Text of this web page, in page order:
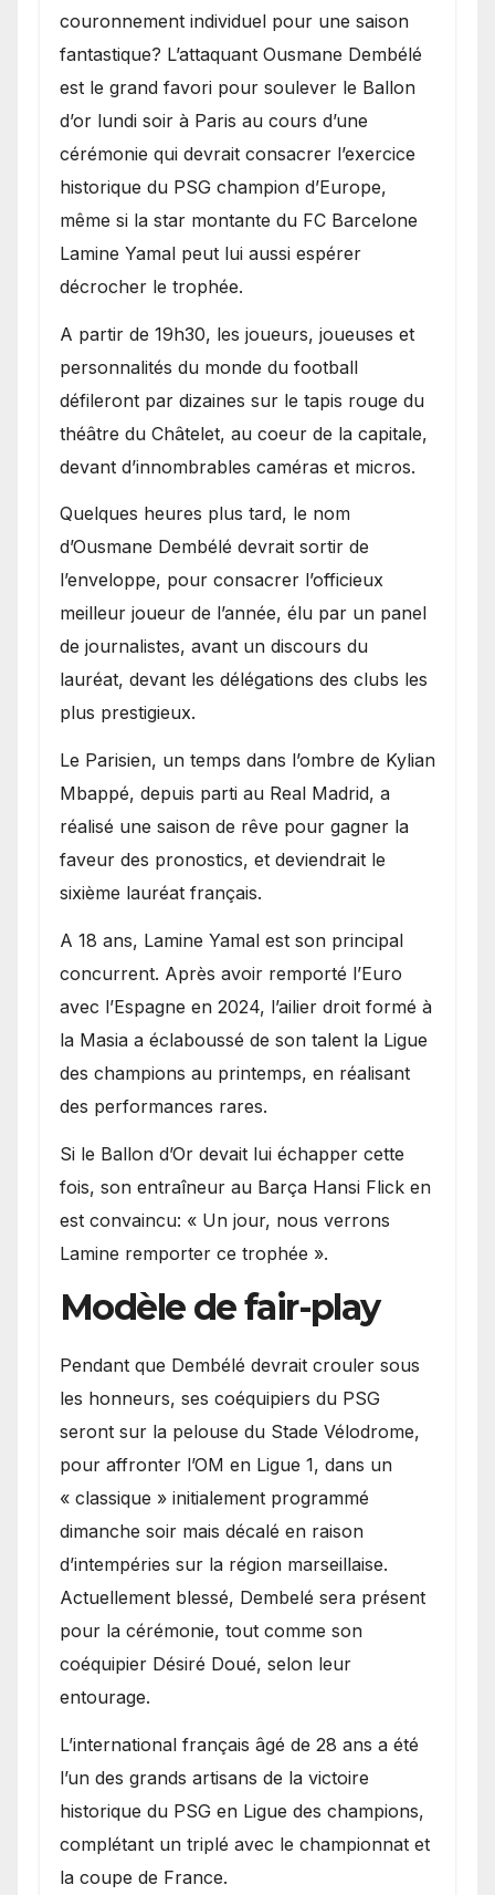
couronnement individuel pour une saison
fantastique? L’attaquant Ousmane Dembélé
est le grand favori pour soulever le Ballon
d’or lundi soir à Paris au cours d’une
cérémonie qui devrait consacrer l’exercice
historique du PSG champion d’Europe,
même si la star montante du FC Barcelone
Lamine Yamal peut lui aussi espérer
décrocher le trophée.
A partir de 19h30, les joueurs, joueuses et
personnalités du monde du football
défileront par dizaines sur le tapis rouge du
théâtre du Châtelet, au coeur de la capitale,
devant d’innombrables caméras et micros.
Quelques heures plus tard, le nom
d’Ousmane Dembélé devrait sortir de
l’enveloppe, pour consacrer l’officieux
meilleur joueur de l’année, élu par un panel
de journalistes, avant un discours du
lauréat, devant les délégations des clubs les
plus prestigieux.
Le Parisien, un temps dans l’ombre de Kylian
Mbappé, depuis parti au Real Madrid, a
réalisé une saison de rêve pour gagner la
faveur des pronostics, et deviendrait le
sixième lauréat français.
A 18 ans, Lamine Yamal est son principal
concurrent. Après avoir remporté l’Euro
avec l’Espagne en 2024, l’ailier droit formé à
la Masia a éclaboussé de son talent la Ligue
des champions au printemps, en réalisant
des performances rares.
Si le Ballon d’Or devait lui échapper cette
fois, son entraîneur au Barça Hansi Flick en
est convaincu: « Un jour, nous verrons
Lamine remporter ce trophée ».
Modèle de fair-play
Pendant que Dembélé devrait crouler sous
les honneurs, ses coéquipiers du PSG
seront sur la pelouse du Stade Vélodrome,
pour affronter l’OM en Ligue 1, dans un
« classique » initialement programmé
dimanche soir mais décalé en raison
d’intempéries sur la région marseillaise.
Actuellement blessé, Dembelé sera présent
pour la cérémonie, tout comme son
coéquipier Désiré Doué, selon leur
entourage.
L’international français âgé de 28 ans a été
l’un des grands artisans de la victoire
historique du PSG en Ligue des champions,
complétant un triplé avec le championnat et
la coupe de France.